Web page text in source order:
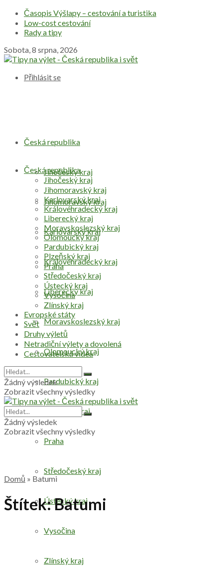
Časopis Výšlapy – cestování a turistika
Low-cost cestování
Rady a tipy
Sobota, 8 srpna, 2026
Přihlásit se
Česká republika
Jihočeský kraj
Jihomoravský kraj
Karlovarský kraj
Královéhradecký kraj
Liberecký kraj
Moravskoslezský kraj
Olomoucký kraj
Pardubický kraj
Plzeňský kraj
Praha
Středočeský kraj
Ústecký kraj
Vysočina
Zlínský kraj
Česká republika
Jihočeský kraj
Jihomoravský kraj
Karlovarský kraj
Královéhradecký kraj
Liberecký kraj
Moravskoslezský kraj
Olomoucký kraj
Pardubický kraj
Plzeňský kraj
Praha
Středočeský kraj
Ústecký kraj
Vysočina
Zlínský kraj
Evropské státy
Svět
Druhy výletů
Netradiční výlety a dovolená
Cestovatelská videa
Žádný výsledek
Zobrazit všechny výsledky
Žádný výsledek
Zobrazit všechny výsledky
Domů » Batumi
Štítek:Batumi